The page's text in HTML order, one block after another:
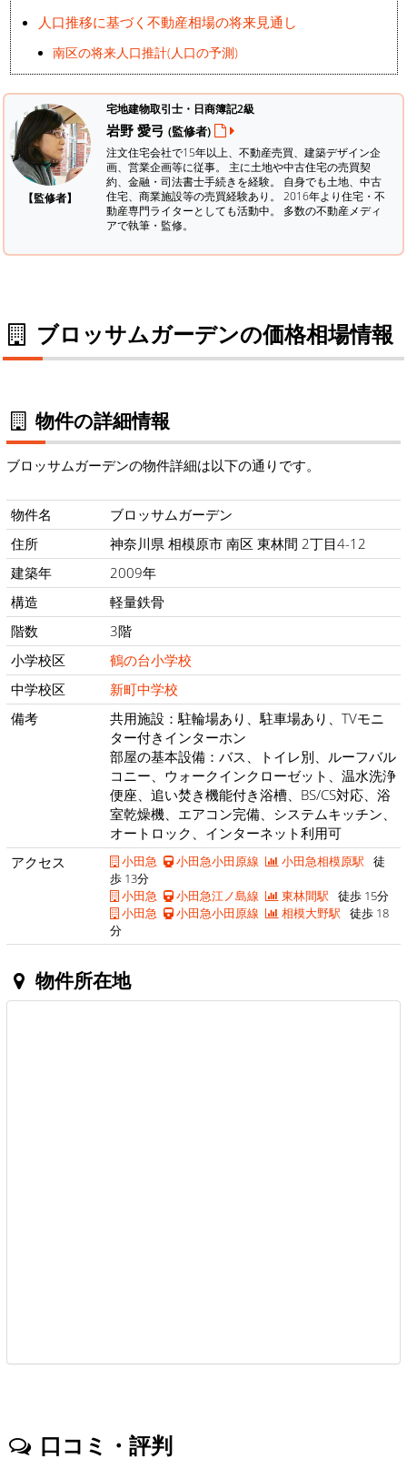
人口推移に基づく不動産相場の将来見通し
南区の将来人口推計(人口の予測)
【監修者】
宅地建物取引士・日商簿記2級
岩野 愛弓 (監修者)
注文住宅会社で15年以上、不動産売買、建築デザイン企
画、営業企画等に従事。 主に土地や中古住宅の売買契
約、金融・司法書士手続きを経験。 自身でも土地、中古
住宅、商業施設等の売買経験あり。 2016年より住宅・不
動産専門ライターとしても活動中。 多数の不動産メディ
アで執筆・監修。
ブロッサムガーデンの価格相場情報
物件の詳細情報
ブロッサムガーデンの物件詳細は以下の通りです。
物件名
ブロッサムガーデン
住所
神奈川県 相模原市 南区 東林間 2丁目4-12
建築年
2009年
構造
軽量鉄骨
階数
3階
小学校区
鶴の台小学校
中学校区
新町中学校
備考
共用施設：駐輪場あり、駐車場あり、TVモニ
ター付きインターホン
部屋の基本設備：バス、トイレ別、ルーフバル
コニー、ウォークインクローゼット、温水洗浄
便座、追い焚き機能付き浴槽、BS/CS対応、浴
室乾燥機、エアコン完備、システムキッチン、
オートロック、インターネット利用可
アクセス
小田急 小田急小田原線 小田急相模原駅 徒
歩 13分
小田急
小田急江ノ島線 東林間駅 徒歩 15分
小田急
小田急小田原線 相模大野駅 徒歩 18
分
物件所在地
口コミ・評判